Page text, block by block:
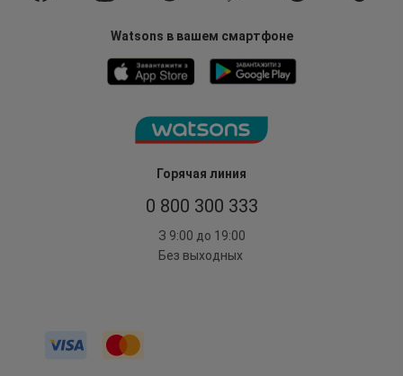
Горячая линия
0 800 300 333
З 9:00 до 19:00
Без выходных
Watsons в вашем смартфоне